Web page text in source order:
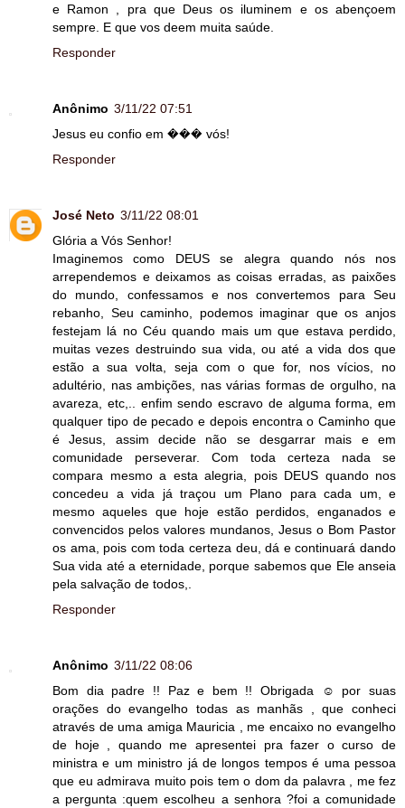
e Ramon , pra que Deus os iluminem e os abençoem
sempre. E que vos deem muita saúde.
Responder
Anônimo 3/11/22 07:51
Jesus eu confio em ��� vós!
Responder
José Neto 3/11/22 08:01
Glória a Vós Senhor!
Imaginemos como DEUS se alegra quando nós nos
arrependemos e deixamos as coisas erradas, as paixões
do mundo, confessamos e nos convertemos para Seu
rebanho, Seu caminho, podemos imaginar que os anjos
festejam lá no Céu quando mais um que estava perdido,
muitas vezes destruindo sua vida, ou até a vida dos que
estão a sua volta, seja com o que for, nos vícios, no
adultério, nas ambições, nas várias formas de orgulho, na
avareza, etc,.. enfim sendo escravo de alguma forma, em
qualquer tipo de pecado e depois encontra o Caminho que
é Jesus, assim decide não se desgarrar mais e em
comunidade perseverar. Com toda certeza nada se
compara mesmo a esta alegria, pois DEUS quando nos
concedeu a vida já traçou um Plano para cada um, e
mesmo aqueles que hoje estão perdidos, enganados e
convencidos pelos valores mundanos, Jesus o Bom Pastor
os ama, pois com toda certeza deu, dá e continuará dando
Sua vida até a eternidade, porque sabemos que Ele anseia
pela salvação de todos,.
Responder
Anônimo 3/11/22 08:06
Bom dia padre !! Paz e bem !! Obrigada ☺️ por suas
orações do evangelho todas as manhãs , que conheci
através de uma amiga Mauricia , me encaixo no evangelho
de hoje , quando me apresentei pra fazer o curso de
ministra e um ministro já de longos tempos é uma pessoa
que eu admirava muito pois tem o dom da palavra , me fez
a pergunta :quem escolheu a senhora ?foi a comunidade